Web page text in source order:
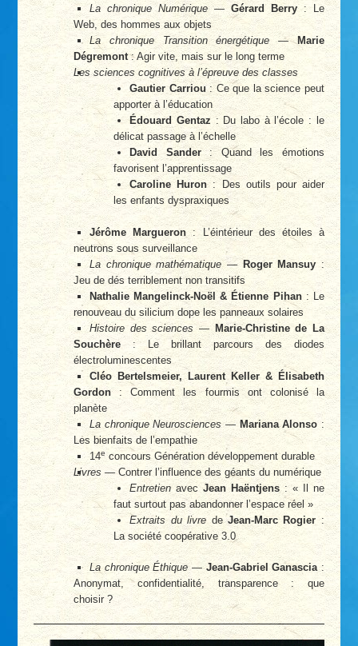
La chronique Numérique— Gérard Berry: Le
Web, des hommes aux objets
La chronique Transition énergétique —Marie
Dégremont: Agir vite, mais sur le long terme
Les sciences cognitives à l’épreuve des classes
Gautier Carriou: Ce que la science peut
apporter à l’éducation
Édouard Gentaz : Du labo à l’école : le
délicat passage à l’échelle
David Sander: Quand les émotions
favorisent l’apprentissage
Caroline Huron: Des outils pour aider
les enfants dyspraxiques
Jérôme Margueron : L’éintérieur des étoiles à
neutrons sous surveillance
La chronique mathématique— Roger Mansuy:
Jeu de dés terriblement non transitifs
Nathalie Mangelinck-Noël & Étienne Pihan: Le
renouveau du silicium dope les panneaux solaires
Histoire des sciences — Marie-Christine de La
Souchère : Le brillant parcours des diodes
électroluminescentes
Cléo Bertelsmeier, Laurent Keller & Élisabeth
Gordon: Comment les fourmis ont colonisé la
planète
La chronique Neurosciences— Mariana Alonso :
Les bienfaits de l’empathie
14econcours Génération développement durable
Livres — Contrer l’influence des géants du numérique
EntretienavecJean Haëntjens: « Il ne
faut surtout pas abandonner l’espace réel »
Extraits du livre deJean-Marc Rogier :
La société coopérative 3.0
La chronique Éthique—Jean-Gabriel Ganascia:
Anonymat, confidentialité, transparence : que
choisir ?